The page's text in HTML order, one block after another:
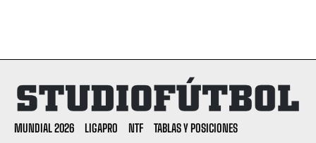
MUNDIAL 2026 LIGAPRO NTF
TABLAS Y POSICIONES